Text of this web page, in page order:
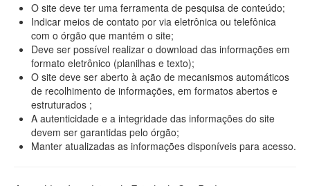
O site deve ter uma ferramenta de pesquisa de conteúdo;
Indicar meios de contato por via eletrônica ou telefônica
com o órgão que mantém o site;
Deve ser possível realizar o download das informações em
formato eletrônico (planilhas e texto);
O site deve ser aberto à ação de mecanismos automáticos
de recolhimento de informações, em formatos abertos e
estruturados ;
A autenticidade e a integridade das informações do site
devem ser garantidas pelo órgão;
Manter atualizadas as informações disponíveis para acesso.